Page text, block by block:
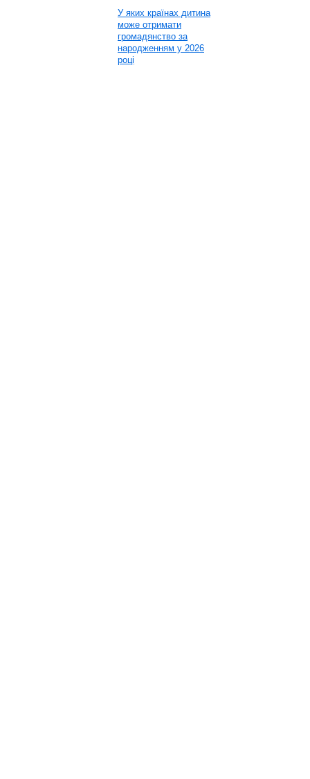
У яких країнах дитина
може отримати
громадянство за
народженням у 2026
році